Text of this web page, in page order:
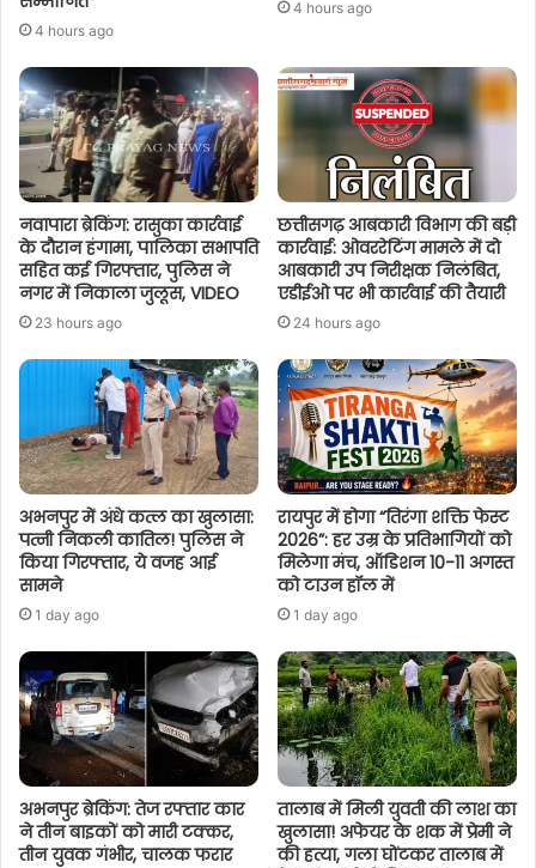
4 hours ago
4 hours ago
नवापारा ब्रेकिंग: रासुका कार्रवाई
के दौरान हंगामा, पालिका सभापति
सहित कई गिरफ्तार, पुलिस ने
नगर में निकाला जुलूस, VIDEO
23 hours ago
छत्तीसगढ़ आबकारी विभाग की बड़ी
कार्रवाई: ओवररेटिंग मामले में दो
आबकारी उप निरीक्षक निलंबित,
एडीईओ पर भी कार्रवाई की तैयारी
24 hours ago
अभनपुर में अंधे कत्ल का खुलासा:
पत्नी निकली कातिल! पुलिस ने
किया गिरफ्तार, ये वजह आई
सामने
1 day ago
रायपुर में होगा “तिरंगा शक्ति फेस्ट
2026”: हर उम्र के प्रतिभागियों को
मिलेगा मंच, ऑडिशन 10-11 अगस्त
को टाउन हॉल में
1 day ago
अभनपुर ब्रेकिंग: तेज रफ्तार कार
ने तीन बाइकों को मारी टक्कर,
तीन युवक गंभीर, चालक फरार
तालाब में मिली युवती की लाश का
खुलासा! अफेयर के शक में प्रेमी ने
की हत्या, गला घोंटकर तालाब में